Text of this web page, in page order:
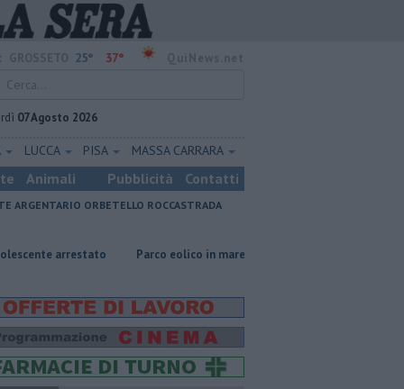
25° 37°
07 Agosto 2026
LUCCA PISA MASSA CARRARA
Animali Pubblicità Contatti
ARGENTARIO ORBETELLO ROCCASTRADA
Parco eolico in mare, Confagricoltura contraria